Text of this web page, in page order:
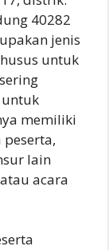
40282
jenis
untuk
memiliki
lain
acara